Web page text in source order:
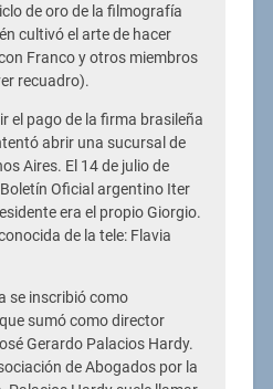
de oro de la filmografía
cultivó el arte de hacer
Franco y otros miembros
recuadro).
el pago de la firma brasileña
abrir una sucursal de
Aires. El 14 de julio de
Oficial argentino Iter
era el propio Giorgio.
de la tele: Flavia
se inscribió como
sumó como director
Gerardo Palacios Hardy.
de Abogados por la